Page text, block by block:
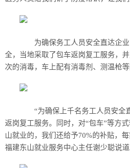
为确保务工人员安全直达企业
全，当地采取了包车返岗复工服务，
次的消毒，车上配有消毒剂、测温枪等
“为确保上千名务工人员安全
返岗复工服务。同时，对“包车”等方
山就业的，我们还给予70%的补贴，
福建东山就业服务中心主任谢少聪说道